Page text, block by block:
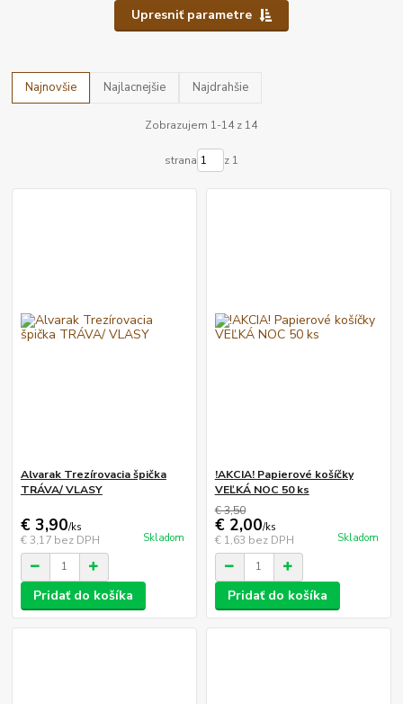
Upresniť parametre
Najnovšie Najlacnejšie Najdrahšie
Zobrazujem 1-14 z 14
strana z 1
Alvarak Trezírovacia špička
TRÁVA/ VLASY
€ 3,90/ks
€ 3,17 bez DPH Skladom
Pridať do košíka
!AKCIA! Papierové košíčky
VEĽKÁ NOC 50 ks
€ 3,50
€ 2,00/ks
€ 1,63 bez DPH Skladom
Pridať do košíka